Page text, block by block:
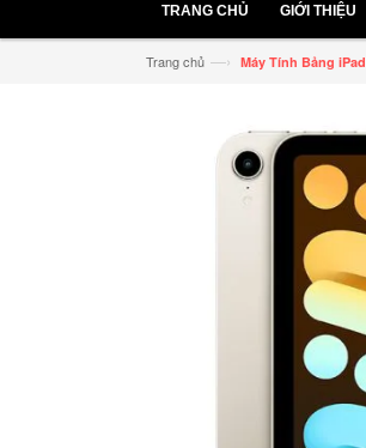
TRANG CHỦ GIỚI THIỆU
Trang chủ —› Máy Tính Bảng